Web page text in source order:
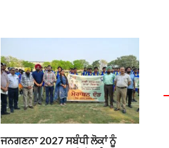
ਜਨਗਣਨਾ 2027 ਸਬੰਧੀ ਲੋਕਾਂ ਨੂੰ